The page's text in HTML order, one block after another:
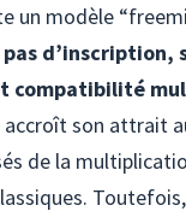
un modèle
pas d’inscription,
compatibilité
son attrait
de la